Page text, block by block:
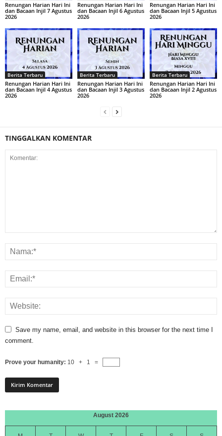
Renungan Harian Hari Ini
dan Bacaan Injil 7 Agustus
2026
Renungan Harian Hari Ini
dan Bacaan Injil 6 Agustus
2026
Renungan Harian Hari Ini
dan Bacaan Injil 5 Agustus
2026
Berita Terbaru
Renungan Harian Hari Ini
dan Bacaan Injil 4 Agustus
2026
Berita Terbaru
Renungan Harian Hari Ini
dan Bacaan Injil 3 Agustus
2026
Berita Terbaru
Renungan Harian Hari Ini
dan Bacaan Injil 2 Agustus
2026
TINGGALKAN KOMENTAR
Save my name, email, and website in this browser for the next time I
comment.
Prove your humanity: 10 + 1 =
August 2026